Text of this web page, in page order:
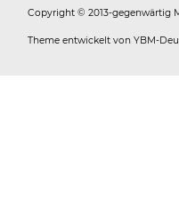
Copyright © 2013-gegenwärtig
Theme entwickelt von YBM-